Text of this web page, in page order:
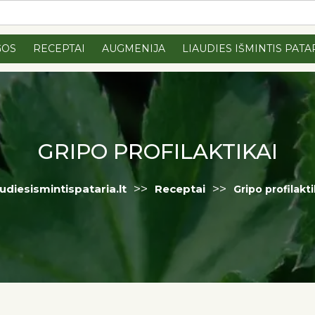
RECEPTAI AUGMENIJA LIAUDIES IŠMINTIS
GRIPO PROFILAKTIKAI
>> Receptai >> Gripo